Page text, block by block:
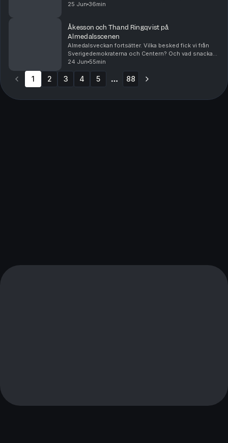
Och vad pratas det mer om i Visby? Börjar vänstern bli
25 Jun 36min
Åkesson och Thand Ringqvist på
Almedalsscenen
Almedalsveckan fortsätter. Vilka besked fick vi från
Sverigedemokraterna och Centern? Och vad snackas
det annars om bland ruiner och rosor? Andreas
Ericson gästas av Fredrik Johansson, krönikör på
led...
24 Jun 55min
1 2 3 4 5 88